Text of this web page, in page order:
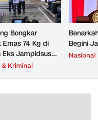
Bongkar
Emas 74 Kg di
Eks Jampidsus
Kriminal
Begini
Nasional